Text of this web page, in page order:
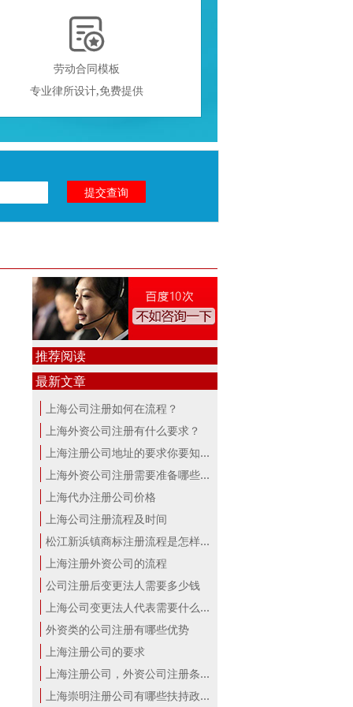

劳动合同模板
专业律所设计,免费提供
推荐阅读
最新文章
上海公司注册如何在流程？
上海外资公司注册有什么要求？
上海注册公司地址的要求你要知道！
上海外资公司注册需要准备哪些材料？
上海代办注册公司价格
上海公司注册流程及时间
松江新浜镇商标注册流程是怎样的
上海注册外资公司的流程
公司注册后变更法人需要多少钱
上海公司变更法人代表需要什么手续
外资类的公司注册有哪些优势
上海注册公司的要求
上海注册公司，外资公司注册条件！
上海崇明注册公司有哪些扶持政策与服...